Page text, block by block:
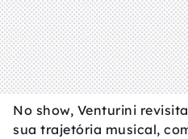
No show, Venturini
sua trajetória musical,